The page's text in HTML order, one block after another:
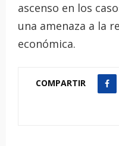
ascenso en los
una amenaza a la
económica.
COMPARTIR